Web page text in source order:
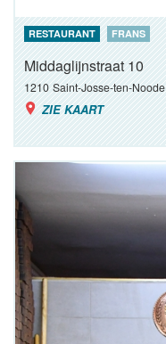
RESTAURANT FRANS
Middaglijnstraat 10
1210 Saint-Josse-ten-Noode
ZIE KAART